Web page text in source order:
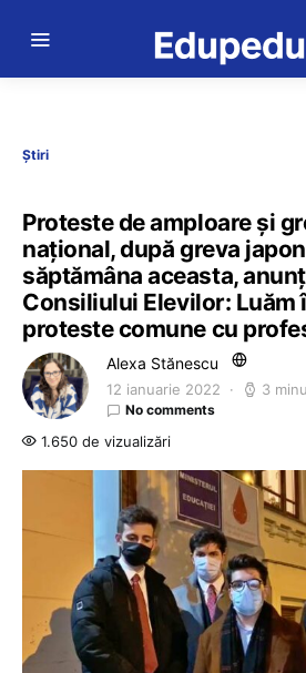
Știri
Proteste de amploare și
național, după greva
săptămâna aceasta,
Consiliului Elevilor: Luăm
proteste comune cu
Alexa Stănescu
12 ianuarie 2022 3
No comments
1.650 de vizualizări